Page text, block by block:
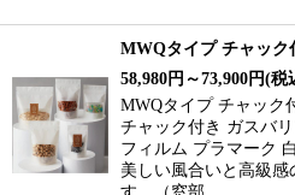
MWQタイプ チャック
58,980円 ～73,900円(税
MWQタイプ チャック
チャック付き ガスバ
フィルム プラマーク
美しい風合いと高級